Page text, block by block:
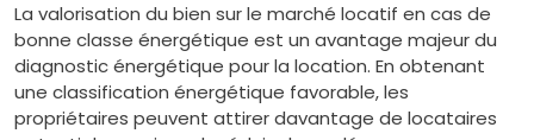
La valorisation du bien sur le marché locatif en cas de
bonne classe énergétique est un avantage majeur du
diagnostic énergétique pour la location. En obtenant
une classification énergétique favorable, les
propriétaires peuvent attirer davantage de locataires